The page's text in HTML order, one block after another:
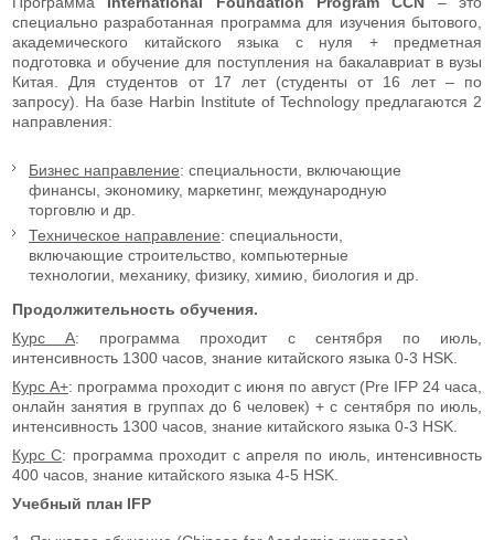
специально разработанная программа для изучения бытового,
академического китайского языка с нуля + предметная
подготовка и обучение для поступления на бакалавриат в вузы
Китая. Для студентов от 17 лет (студенты от 16 лет – по
запросу). На базе Harbin Institute of Technology предлагаются 2
направления:
Бизнес направление: специальности, включающие
финансы, экономику, маркетинг, международную
торговлю и др.
Техническое направление: специальности,
включающие строительство, компьютерные
технологии, механику, физику, химию, биология и др.
Продолжительность обучения.
Курс А: программа проходит с сентября по июль,
интенсивность 1300 часов, знание китайского языка 0-3 HSK.
Курс А+: программа проходит с июня по август (Pre IFP 24 часа,
онлайн занятия в группах до 6 человек) + с сентября по июль,
интенсивность 1300 часов, знание китайского языка 0-3 HSK.
Курс С: программа проходит с апреля по июль, интенсивность
400 часов, знание китайского языка 4-5 HSK.
Учебный план IFP